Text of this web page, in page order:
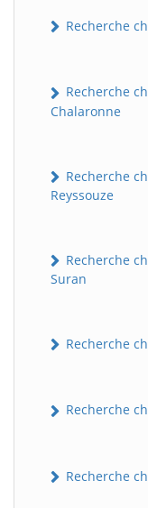
Recherche
Recherche
Chalaronne
Recherche
Reyssouze
Recherche
Suran
Recherche
Recherche
Recherche
Assistant en ligne